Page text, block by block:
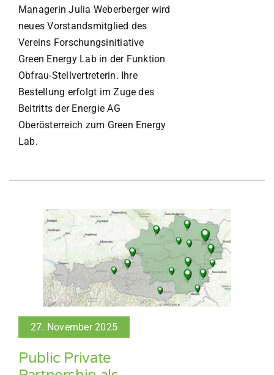
Managerin Julia Weberberger wird
neues Vorstandsmitglied des
Vereins Forschungsinitiative
Green Energy Lab in der Funktion
Obfrau-Stellvertreterin. Ihre
Bestellung erfolgt im Zuge des
Beitritts der Energie AG
Oberösterreich zum Green Energy
Lab.
27. November 2025
Public Private